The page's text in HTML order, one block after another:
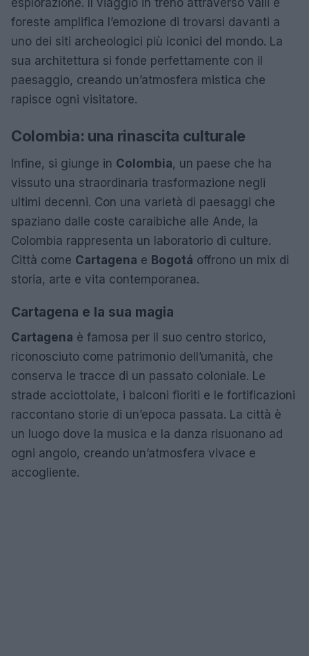
foreste amplifica l’emozione di trovarsi davanti a
uno dei siti archeologici più iconici del mondo. La
sua architettura si fonde perfettamente con il
paesaggio, creando un’atmosfera mistica che
rapisce ogni visitatore.
Colombia: una rinascita culturale
Infine, si giunge in Colombia, un paese che ha
vissuto una straordinaria trasformazione negli
ultimi decenni. Con una varietà di paesaggi che
spaziano dalle coste caraibiche alle Ande, la
Colombia rappresenta un laboratorio di culture.
Città come Cartagena e Bogotá offrono un mix di
storia, arte e vita contemporanea.
Cartagena e la sua magia
Cartagena è famosa per il suo centro storico,
riconosciuto come patrimonio dell’umanità, che
conserva le tracce di un passato coloniale. Le
strade acciottolate, i balconi fioriti e le fortificazioni
raccontano storie di un’epoca passata. La città è
un luogo dove la musica e la danza risuonano ad
ogni angolo, creando un’atmosfera vivace e
accogliente.